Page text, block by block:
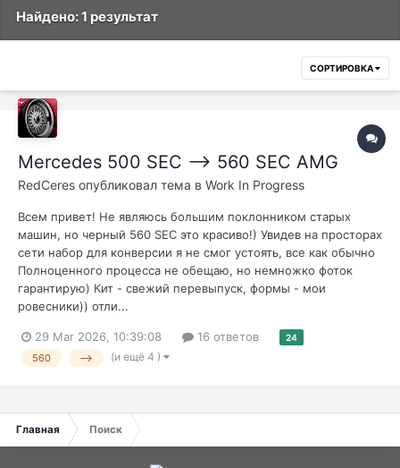
Найдено: 1 результат
СОРТИРОВКА
Mercedes 500 SEC --> 560 SEC AMG
RedCeres опубликовал тема в Work In Progress
Всем привет! Не являюсь большим поклонником старых
машин, но черный 560 SEC это красиво!) Увидев на просторах
сети набор для конверсии я не смог устоять, все как обычно
Полноценного процесса не обещаю, но немножко фоток
гарантирую) Кит - свежий перевыпуск, формы - мои
ровесники)) отли...
29 Mar 2026, 10:39:08 16 ответов 24
560 --> (и ещё 4 )
Главная Поиск